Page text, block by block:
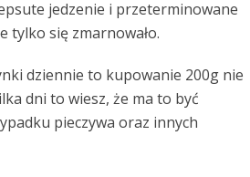
jedzenie i przeterminowane
tylko się zmarnowało.
dziennie to kupowanie 200g nie
dni to wiesz, że ma to być
pieczywa oraz innych